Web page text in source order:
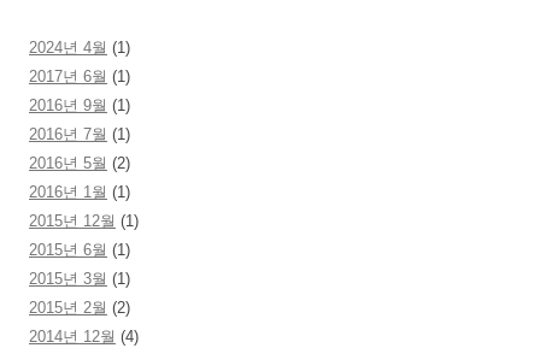
2024년 4월 (1)
2017년 6월 (1)
2016년 9월 (1)
2016년 7월 (1)
2016년 5월 (2)
2016년 1월 (1)
2015년 12월 (1)
2015년 6월 (1)
2015년 3월 (1)
2015년 2월 (2)
2014년 12월 (4)